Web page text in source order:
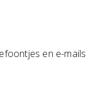
en e-mails